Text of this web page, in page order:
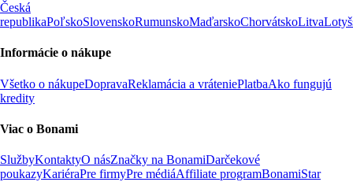
Česká
republikaPoľskoSlovenskoRumunskoMaďarskoChorvátskoLitva
Informácie o nákupe
Všetko o nákupeDopravaReklamácia a vráteniePlatbaAko fungujú
kredity
Viac o Bonami
SlužbyKontaktyO násZnačky na BonamiDarčekové
poukazyKariéraPre firmyPre médiáAffiliate programBonamiStar